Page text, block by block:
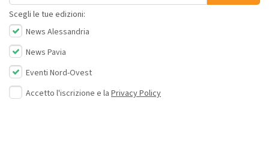
Scegli le tue edizioni:
News Alessandria
News Pavia
Eventi Nord-Ovest
Accetto l'iscrizione e la Privacy Policy